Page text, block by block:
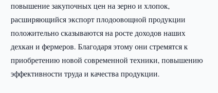
повышение закупочных цен на зерно и хлопок,
расширяющийся экспорт плодоовощной продукции
положительно сказываются на росте доходов наших
дехкан и фермеров. Благодаря этому они стремятся к
приобретению новой современной техники, повышению
эффективности труда и качества продукции.